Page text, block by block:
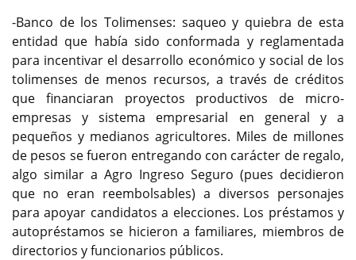
-Banco de los Tolimenses: saqueo y quiebra de esta
entidad que había sido conformada y reglamentada
para incentivar el desarrollo económico y social de los
tolimenses de menos recursos, a través de créditos
que financiaran proyectos productivos de micro-
empresas y sistema empresarial en general y a
pequeños y medianos agricultores. Miles de millones
de pesos se fueron entregando con carácter de regalo,
algo similar a Agro Ingreso Seguro (pues decidieron
que no eran reembolsables) a diversos personajes
para apoyar candidatos a elecciones. Los préstamos y
autopréstamos se hicieron a familiares, miembros de
directorios y funcionarios públicos.